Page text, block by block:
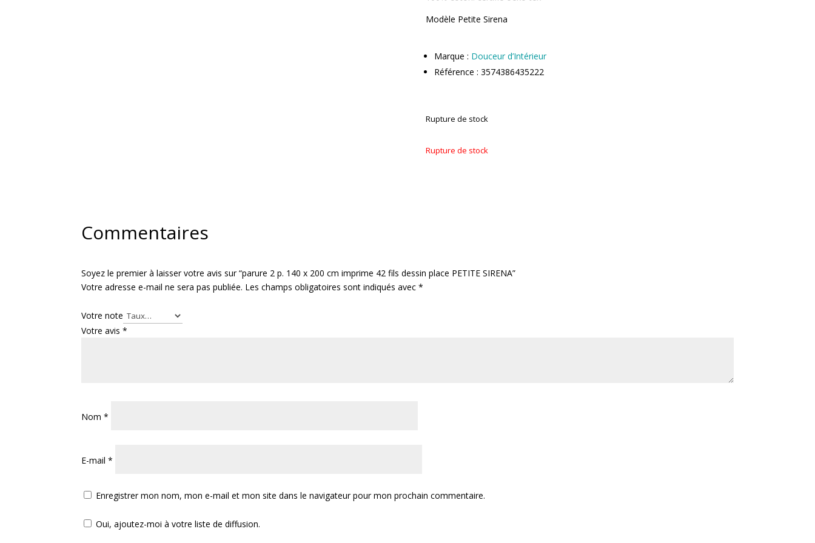
Modèle Petite Sirena
Marque : Douceur d’Intérieur
Référence : 3574386435222
Rupture de stock
Rupture de stock
Commentaires
Soyez le premier à laisser votre avis sur “parure 2 p. 140 x 200 cm imprime 42 fils dessin place PETITE SIRENA”
Votre adresse e-mail ne sera pas publiée. Les champs obligatoires sont indiqués avec*
Votre note
Votre avis*
Nom*
E-mail*
Enregistrer mon nom, mon e-mail et mon site dans le navigateur pour mon prochain commentaire.
Oui, ajoutez-moi à votre liste de diffusion.